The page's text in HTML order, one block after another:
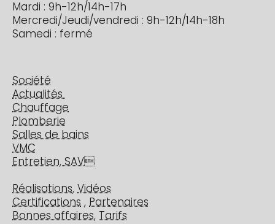
Mardi : 9h-12h/14h-17h
Mercredi/Jeudi/vendredi : 9h-12h/14h-18h
Samedi : fermé
Société
Actualités
Chauffage
Plomberie
Salles de bains
VMC
Entretien, SAV
Réalisations, Vidéos
Certifications , Partenaires
Bonnes affaires, Tarifs